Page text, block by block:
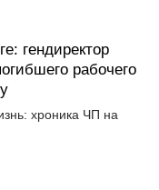
гендиректор
рабочего
хроника ЧП на